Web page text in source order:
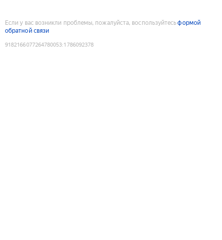
Если у вас возникли проблемы, пожалуйста, воспользуйтесьформой
обратной связи
9182166077264780053:1786092378